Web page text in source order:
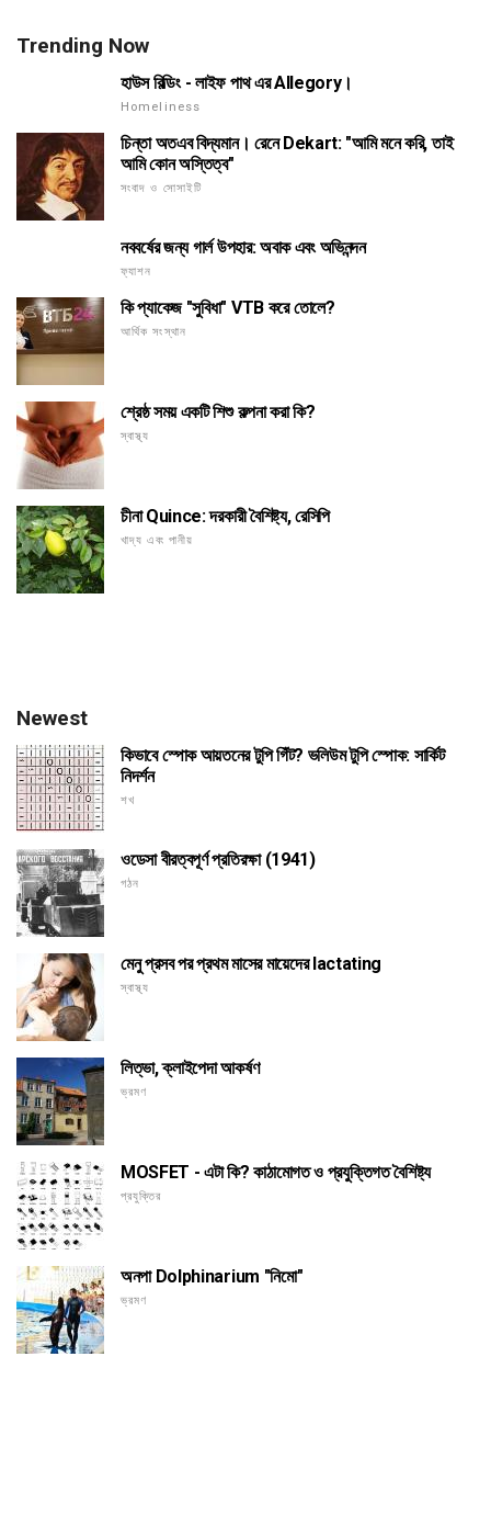
Trending Now
হাউস বিল্ডিং - লাইফ পাথ এর Allegory।
Homeliness
চিন্তা অতএব বিদ্যমান। রেনে Dekart: "আমি মনে করি, তাই
আমি কোন অস্তিত্ব"
সংবাদ ও সোসাইটি
নববর্ষের জন্য গার্ল উপহার: অবাক এবং অভিনন্দন
ফ্যাশন
কি প্যাকেজ "সুবিধা" VTB করে তোলে?
আর্থিক সংস্থান
শ্রেষ্ঠ সময় একটি শিশু কল্পনা করা কি?
স্বাস্থ্য
চীনা Quince: দরকারী বৈশিষ্ট্য, রেসিপি
খাদ্য এবং পানীয়
Newest
কিভাবে স্পোক আয়তনের টুপি গিঁট? ভলিউম টুপি স্পোক: সার্কিট
নিদর্শন
শখ
ওডেসা বীরত্বপূর্ণ প্রতিরক্ষা (1941)
গঠন
মেনু প্রসব পর প্রথম মাসের মায়েদের lactating
স্বাস্থ্য
লিত্ভা, ক্লাইপেদা আকর্ষণ
ভ্রমণ
MOSFET - এটা কি? কাঠামোগত ও প্রযুক্তিগত বৈশিষ্ট্য
প্রযুক্তির
অনপা Dolphinarium "নিমো"
ভ্রমণ